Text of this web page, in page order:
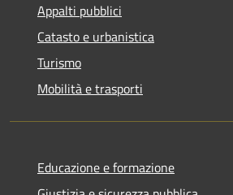
Appalti pubblici
Catasto e urbanistica
Turismo
Mobilità e trasporti
Educazione e formazione